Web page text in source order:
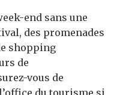
end sans une
des promenades
shopping
de
vous de